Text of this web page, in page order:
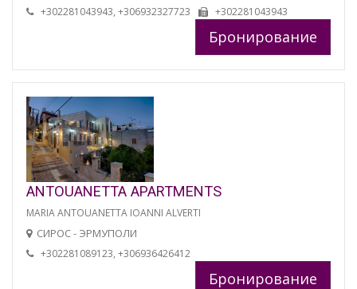
+302281043943, +306932327723 +302281043943
Бронирование
ANTOUANETTA APARTMENTS
MARIA ANTOUANETTA IOANNI ALVERTI
СИРОС - ЭРМУПОЛИ
+302281089123, +306936426412
Бронирование